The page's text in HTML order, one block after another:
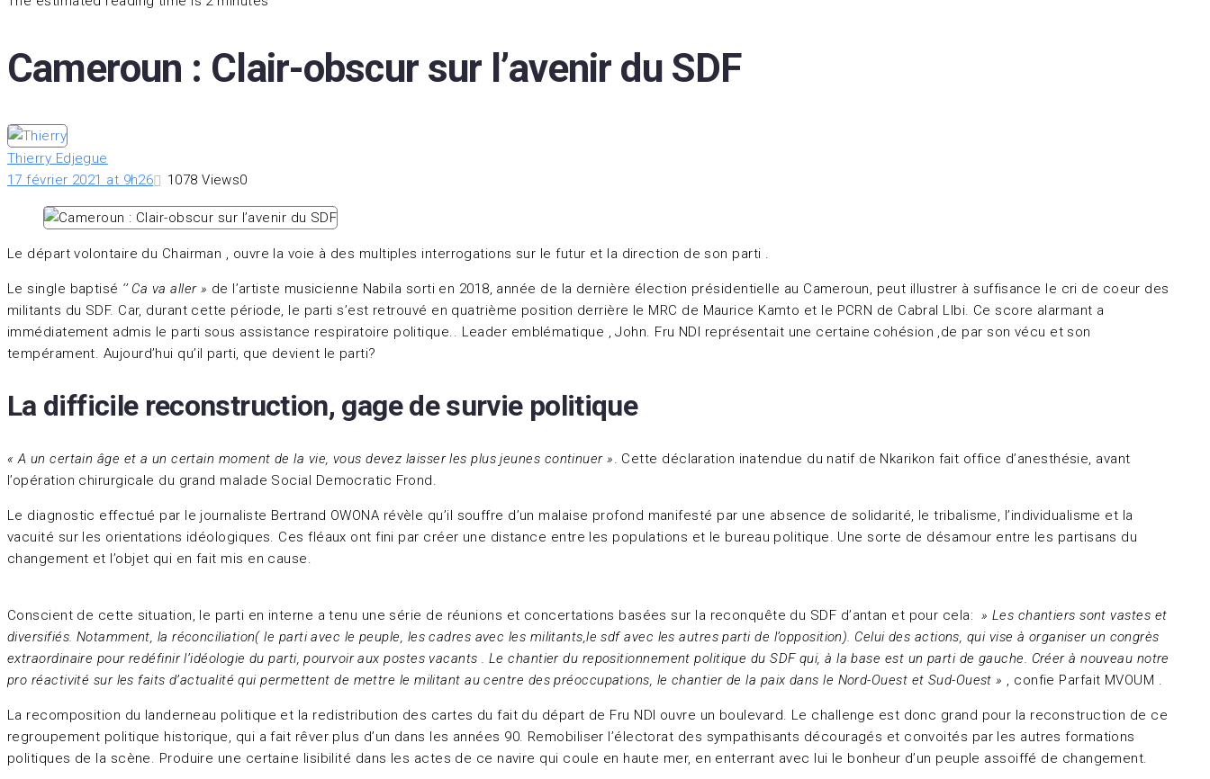
Cameroun : Clair-obscur sur l’avenir du SDF
Thierry Edjegue
17 février 2021 at 9h26
1078 Views0
Le départ volontaire du Chairman , ouvre la voie à des multiples interrogations sur le futur et la direction de son parti .
Le single baptisé ‘’ Ca va aller » de l’artiste musicienne Nabila sorti en 2018, année de la dernière élection présidentielle au Cameroun, peut illustrer à suffisance le cri de coeur des
militants du SDF. Car, durant cette période, le parti s’est retrouvé en quatrième position derrière le MRC de Maurice Kamto et le PCRN de Cabral LIbi. Ce score alarmant a
immédiatement admis le parti sous assistance respiratoire politique.. Leader emblématique , John. Fru NDI représentait une certaine cohésion ,de par son vécu et son
tempérament. Aujourd’hui qu’il parti, que devient le parti?
La difficile reconstruction, gage de survie politique
« A un certain âge et a un certain moment de la vie, vous devez laisser les plus jeunes continuer ». Cette déclaration inatendue du natif de Nkarikon fait office d’anesthésie, avant
l’opération chirurgicale du grand malade Social Democratic Frond.
Le diagnostic effectué par le journaliste Bertrand OWONA révèle qu’il souffre d’un malaise profond manifesté par une absence de solidarité, le tribalisme, l’individualisme et la
vacuité sur les orientations idéologiques. Ces fléaux ont fini par créer une distance entre les populations et le bureau politique. Une sorte de désamour entre les partisans du
changement et l’objet qui en fait mis en cause.
Conscient de cette situation, le parti en interne a tenu une série de réunions et concertations basées sur la reconquête du SDF d’antan et pour cela: » Les chantiers sont vastes et
diversifiés. Notamment, la réconciliation( le parti avec le peuple, les cadres avec les militants,le sdf avec les autres parti de l’opposition). Celui des actions, qui vise à organiser un congrès
extraordinaire pour redéfinir l’idéologie du parti, pourvoir aux postes vacants . Le chantier du repositionnement politique du SDF qui, à la base est un parti de gauche. Créer à nouveau notre
pro réactivité sur les faits d’actualité qui permettent de mettre le militant au centre des préoccupations, le chantier de la paix dans le Nord-Ouest et Sud-Ouest » , confie Parfait MVOUM .
La recomposition du landerneau politique et la redistribution des cartes du fait du départ de Fru NDI ouvre un boulevard. Le challenge est donc grand pour la reconstruction de ce
regroupement politique historique, qui a fait rêver plus d’un dans les années 90. Remobiliser l’électorat des sympathisants découragés et convoités par les autres formations
politiques de la scène. Produire une certaine lisibilité dans les actes de ce navire qui coule en haute mer, en enterrant avec lui le bonheur d’un peuple assoiffé de changement.